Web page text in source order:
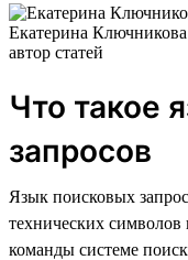
Екатерина Ключникова
автор статей
Что такое
запросов
Язык поисковых
технических
команды системе